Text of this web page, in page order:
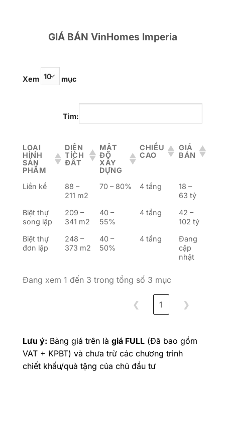
GIÁ BÁN VinHomes Imperia
Xem mục
Tìm:
LOẠI
HÌNH
SẢN
PHẨM
DIỆN
TÍCH
ĐẤT
MẬT
ĐỘ
XÂY
DỰNG
CHIỀU
CAO
GIÁ
BÁN
Liền kề
88 –
211 m2
70 – 80% 4 tầng
18 –
63 tỷ
Biệt thự
song lập
209 –
341 m2
40 –
55%
4 tầng
42 –
102 tỷ
Biệt thự
đơn lập
248 –
373 m2
40 –
50%
4 tầng
Đang
cập
nhật
Đang xem 1 đến 3 trong tổng số 3 mục
❮ 1 ❯
Lưu ý: Bảng giá trên là giá FULL (Đã bao gồm
VAT + KPBT) và chưa trừ các chương trình
chiết khấu/quà tặng của chủ đầu tư